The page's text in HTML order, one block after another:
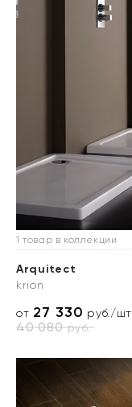
1 товар в коллекции
Arquitect
krion
от 27 330 руб./шт
40 080руб.